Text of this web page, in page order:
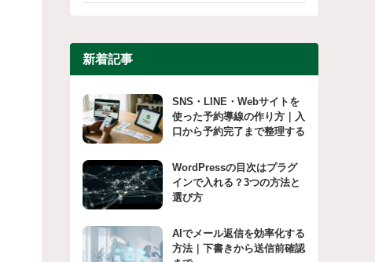
新着記事
SNS・LINE・Webサイトを
使った予約導線の作り方｜入
口から予約完了まで整理する
WordPressの目次はプラグ
インで入れる？3つの方法と
選び方
AIでメール返信を効率化する
方法｜下書きから送信前確認